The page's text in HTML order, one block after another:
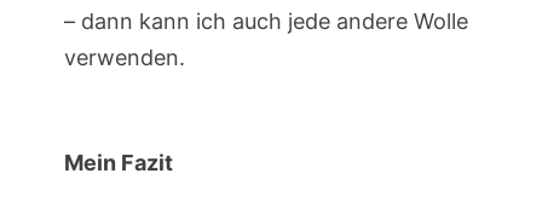
– dann kann ich auch jede andere Wolle
verwenden.
Mein Fazit